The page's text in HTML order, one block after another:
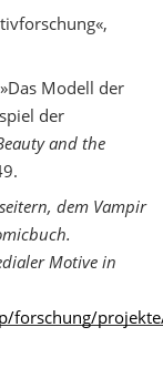
Modell der
der
and the
dem Vampir
Motive in
forschung/